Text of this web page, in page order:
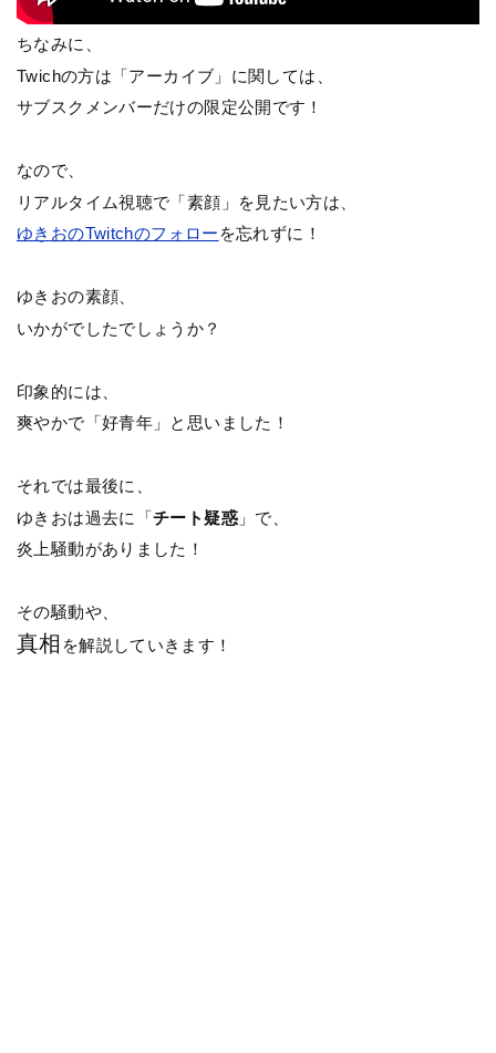
ちなみに、
Twichの方は「アーカイブ」に関しては、
サブスクメンバーだけの限定公開です！
なので、
リアルタイム視聴で「素顔」を見たい方は、
ゆきおのTwitchのフォロー を忘れずに！
ゆきおの素顔、
いかがでしたでしょうか？
印象的には、
爽やかで「好青年」と思いました！
それでは最後に、
ゆきおは過去に「チート疑惑」で、
炎上騒動がありました！
その騒動や、
真相 を解説していきます！